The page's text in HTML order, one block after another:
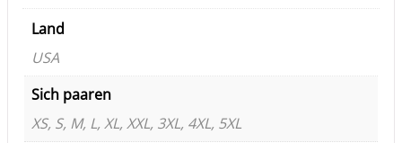
Land
USA
Sich paaren
XS, S, M, L, XL, XXL, 3XL, 4XL, 5XL